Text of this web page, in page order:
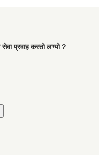
प्रवाह कस्तो लाग्यो ?